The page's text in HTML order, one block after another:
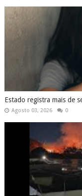
Estado registra mais de
Agosto 03, 2026 0